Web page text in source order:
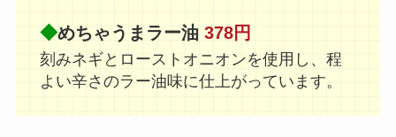
◆めちゃうまラー油 378円
刻みネギとローストオニオンを使用し、程
よい辛さのラー油味に仕上がっています。